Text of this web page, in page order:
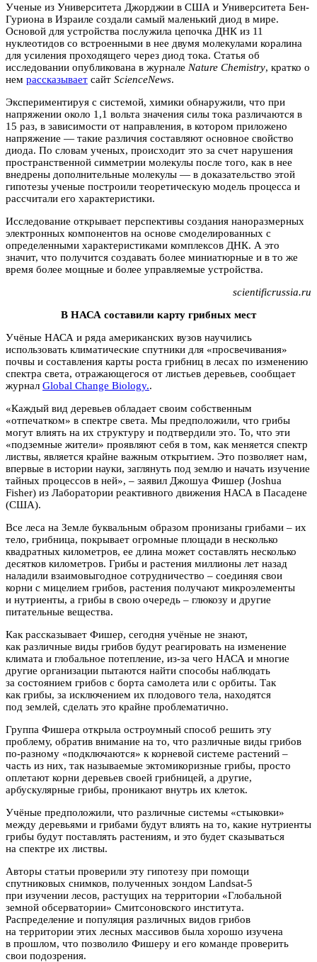
Ученые из Университета Джорджии в США и Университета Бен-
Гуриона в Израиле создали самый маленький диод в мире.
Основой для устройства послужила цепочка ДНК из 11
нуклеотидов со встроенными в нее двумя молекулами коралина
для усиления проходящего через диод тока. Статья об
исследовании опубликована в журнале Nature Chemistry, кратко о
нем рассказывает сайт ScienceNews.
Экспериментируя с системой, химики обнаружили, что при
напряжении около 1,1 вольта значения силы тока различаются в
15 раз, в зависимости от направления, в котором приложено
напряжение — такие различия составляют основное свойство
диода. По словам ученых, происходит это за счет нарушения
пространственной симметрии молекулы после того, как в нее
внедрены дополнительные молекулы — в доказательство этой
гипотезы ученые построили теоретическую модель процесса и
рассчитали его характеристики.
Исследование открывает перспективы создания наноразмерных
электронных компонентов на основе смоделированных с
определенными характеристиками комплексов ДНК. А это
значит, что получится создавать более миниатюрные и в то же
время более мощные и более управляемые устройства.
scientificrussia.ru
В НАСА составили карту грибных мест
Учёные НАСА и ряда американских вузов научились
использовать климатические спутники для «просвечивания»
почвы и составления карты роста грибниц в лесах по изменению
спектра света, отражающегося от листьев деревьев, сообщает
журнал Global Change Biology..
«Каждый вид деревьев обладает своим собственным
«отпечатком» в спектре света. Мы предположили, что грибы
могут влиять на их структуру и подтвердили это. То, что эти
«подземные жители» проявляют себя в том, как меняется спектр
листвы, является крайне важным открытием. Это позволяет нам,
впервые в истории науки, заглянуть под землю и начать изучение
тайных процессов в ней», – заявил Джошуа Фишер (Joshua
Fisher) из Лаборатории реактивного движения НАСА в Пасадене
(США).
Все леса на Земле буквальным образом пронизаны грибами – их
тело, грибница, покрывает огромные площади в несколько
квадратных километров, ее длина может составлять несколько
десятков километров. Грибы и растения миллионы лет назад
наладили взаимовыгодное сотрудничество – соединяя свои
корни с мицелием грибов, растения получают микроэлементы
и нутриенты, а грибы в свою очередь – глюкозу и другие
питательные вещества.
Как рассказывает Фишер, сегодня учёные не знают,
как различные виды грибов будут реагировать на изменение
климата и глобальное потепление, из-за чего НАСА и многие
другие организации пытаются найти способы наблюдать
за состоянием грибов с борта самолета или с орбиты. Так
как грибы, за исключением их плодового тела, находятся
под землей, сделать это крайне проблематично.
Группа Фишера открыла остроумный способ решить эту
проблему, обратив внимание на то, что различные виды грибов
по-разному «подключаются» к корневой системе растений –
часть из них, так называемые эктомикоризные грибы, просто
оплетают корни деревьев своей грибницей, а другие,
арбускулярные грибы, проникают внутрь их клеток.
Учёные предположили, что различные системы «стыковки»
между деревьями и грибами будут влиять на то, какие нутриенты
грибы будут поставлять растениям, и это будет сказываться
на спектре их листвы.
Авторы статьи проверили эту гипотезу при помощи
спутниковых снимков, полученных зондом Landsat-5
при изучении лесов, растущих на территории «Глобальной
земной обсерватории» Смитсоновского института.
Распределение и популяция различных видов грибов
на территории этих лесных массивов была хорошо изучена
в прошлом, что позволило Фишеру и его команде проверить
свои подозрения.